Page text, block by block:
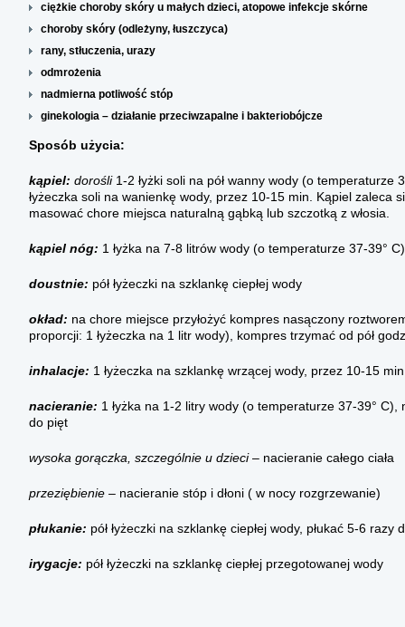
ciężkie choroby skóry u małych dzieci, atopowe infekcje skórne
choroby skóry (odleżyny, łuszczyca)
rany, stłuczenia, urazy
odmrożenia
nadmierna potliwość stóp
ginekologia – działanie przeciwzapalne i bakteriobójcze
Sposób użycia:
kąpiel: dorośli1-2 łyżki soli na pół wanny wody (o temperaturze
łyżeczka soli na wanienkę wody, przez 10-15 min. Kąpiel zaleca
masować chore miejsca naturalną gąbką lub szczotką z włosia.
kąpiel nóg: 1 łyżka na 7-8 litrów wody (o temperaturze 37-39°
doustnie: pół łyżeczki na szklankę ciepłej wody
okład: na chore miejsce przyłożyć kompres nasączony
proporcji: 1 łyżeczka na 1 litr wody), kompres trzymać od pół
inhalacje: 1 łyżeczka na szklankę wrzącej wody, przez 10-15 min
nacieranie: 1 łyżka na 1-2 litry wody (o temperaturze 37-39°
do pięt
wysoka gorączka, szczególnie u dzieci– nacieranie całego ciała
przeziębienie – nacieranie stóp i dłoni ( w nocy rozgrzewanie)
płukanie: pół łyżeczki na szklankę ciepłej wody, płukać 5-6 razy
irygacje: pół łyżeczki na szklankę ciepłej przegotowanej wody